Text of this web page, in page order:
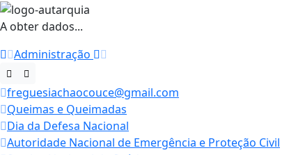
A obter dados...
Administração
freguesiachaocouce@gmail.com
Queimas e Queimadas
Dia da Defesa Nacional
Autoridade Nacional de Emergência e Proteção Civil